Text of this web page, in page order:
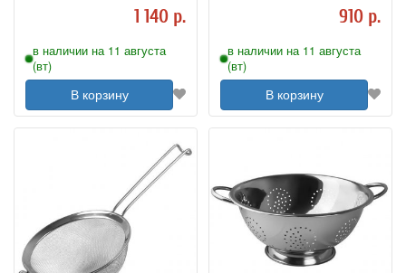
1 140 р.
в наличии на 11 августа
(вт)
В корзину
910 р.
в наличии на 11 августа
(вт)
В корзину